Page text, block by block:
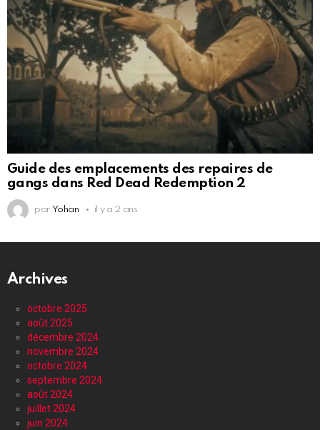
Guide des emplacements des repaires de
gangs dans Red Dead Redemption 2
par Yohan il y a 2 ans
Archives
octobre 2025
août 2025
décembre 2024
novembre 2024
octobre 2024
septembre 2024
août 2024
juillet 2024
juin 2024